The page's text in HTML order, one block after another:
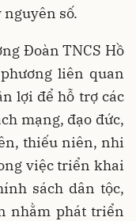
số.
Đoàn TNCS Hồ
liên quan
lợi để hỗ trợ các
mạng, đạo đức,
thiếu niên, nhi
việc triển khai
sách dân tộc,
nhằm phát triển